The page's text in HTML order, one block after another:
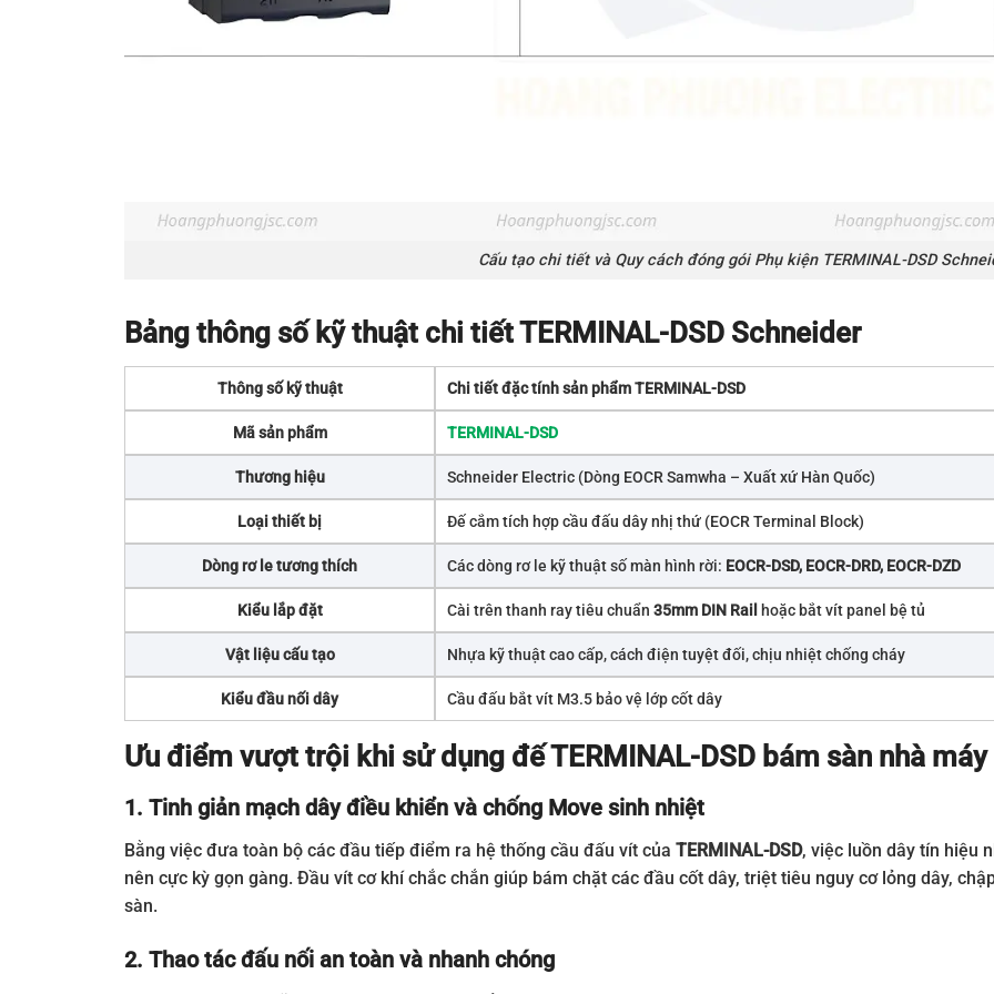
Cấu tạo chi tiết và Quy cách đóng gói Phụ kiện TERMINAL-DSD
Bảng thông số kỹ thuật chi tiết TERMINAL-DSD Schneider
Thông số kỹ thuật Chi tiết đặc tính sản phẩm TERMINAL-DSD
Mã sản phẩm TERMINAL-DSD
Thương hiệu Schneider Electric (Dòng EOCR Samwha – Xuất xứ Hàn Quốc)
Loại thiết bị Đế cắm tích hợp cầu đấu dây nhị thứ (EOCR Terminal Block)
Dòng rơ le tương thích Các dòng rơ le kỹ thuật số màn hình rời: EOCR-DSD, EOCR-DRD, EOCR-DZD
Kiểu lắp đặt Cài trên thanh ray tiêu chuẩn 35mm DIN Rail hoặc bắt vít panel bệ tủ
Vật liệu cấu tạo Nhựa kỹ thuật cao cấp, cách điện tuyệt đối, chịu nhiệt chống cháy
Kiểu đầu nối dây Cầu đấu bắt vít M3.5 bảo vệ lớp cốt dây
Ưu điểm vượt trội khi sử dụng đế TERMINAL-DSD bám sàn nhà máy
1. Tinh giản mạch dây điều khiển và chống Move sinh nhiệt
Bằng việc đưa toàn bộ các đầu tiếp điểm ra hệ thống cầu đấu vít của TERMINAL-DSD, việc luồn dây tín hiệu
nên cực kỳ gọn gàng. Đầu vít cơ khí chắc chắn giúp bám chặt các đầu cốt dây, triệt tiêu nguy cơ lỏng dây,
sàn.
2. Thao tác đấu nối an toàn và nhanh chóng